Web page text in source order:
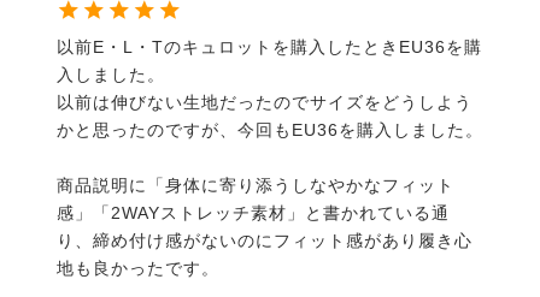
以前E・L・Tのキュロットを購入したときEU36を購
入しました。
以前は伸びない生地だったのでサイズをどうしよう
かと思ったのですが、今回もEU36を購入しました。
商品説明に「身体に寄り添うしなやかなフィット
感」「2WAYストレッチ素材」と書かれている通
り、締め付け感がないのにフィット感があり履き心
地も良かったです。